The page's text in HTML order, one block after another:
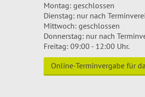
Montag: geschlossen
Dienstag: nur nach
Mittwoch: geschlossen
Donnerstag: nur nach
Freitag: 09:00 - 12:00 Uhr.
Online-Terminvergabe für